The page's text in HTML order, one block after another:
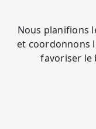
Nous planifions
et coordonnons
favoriser le